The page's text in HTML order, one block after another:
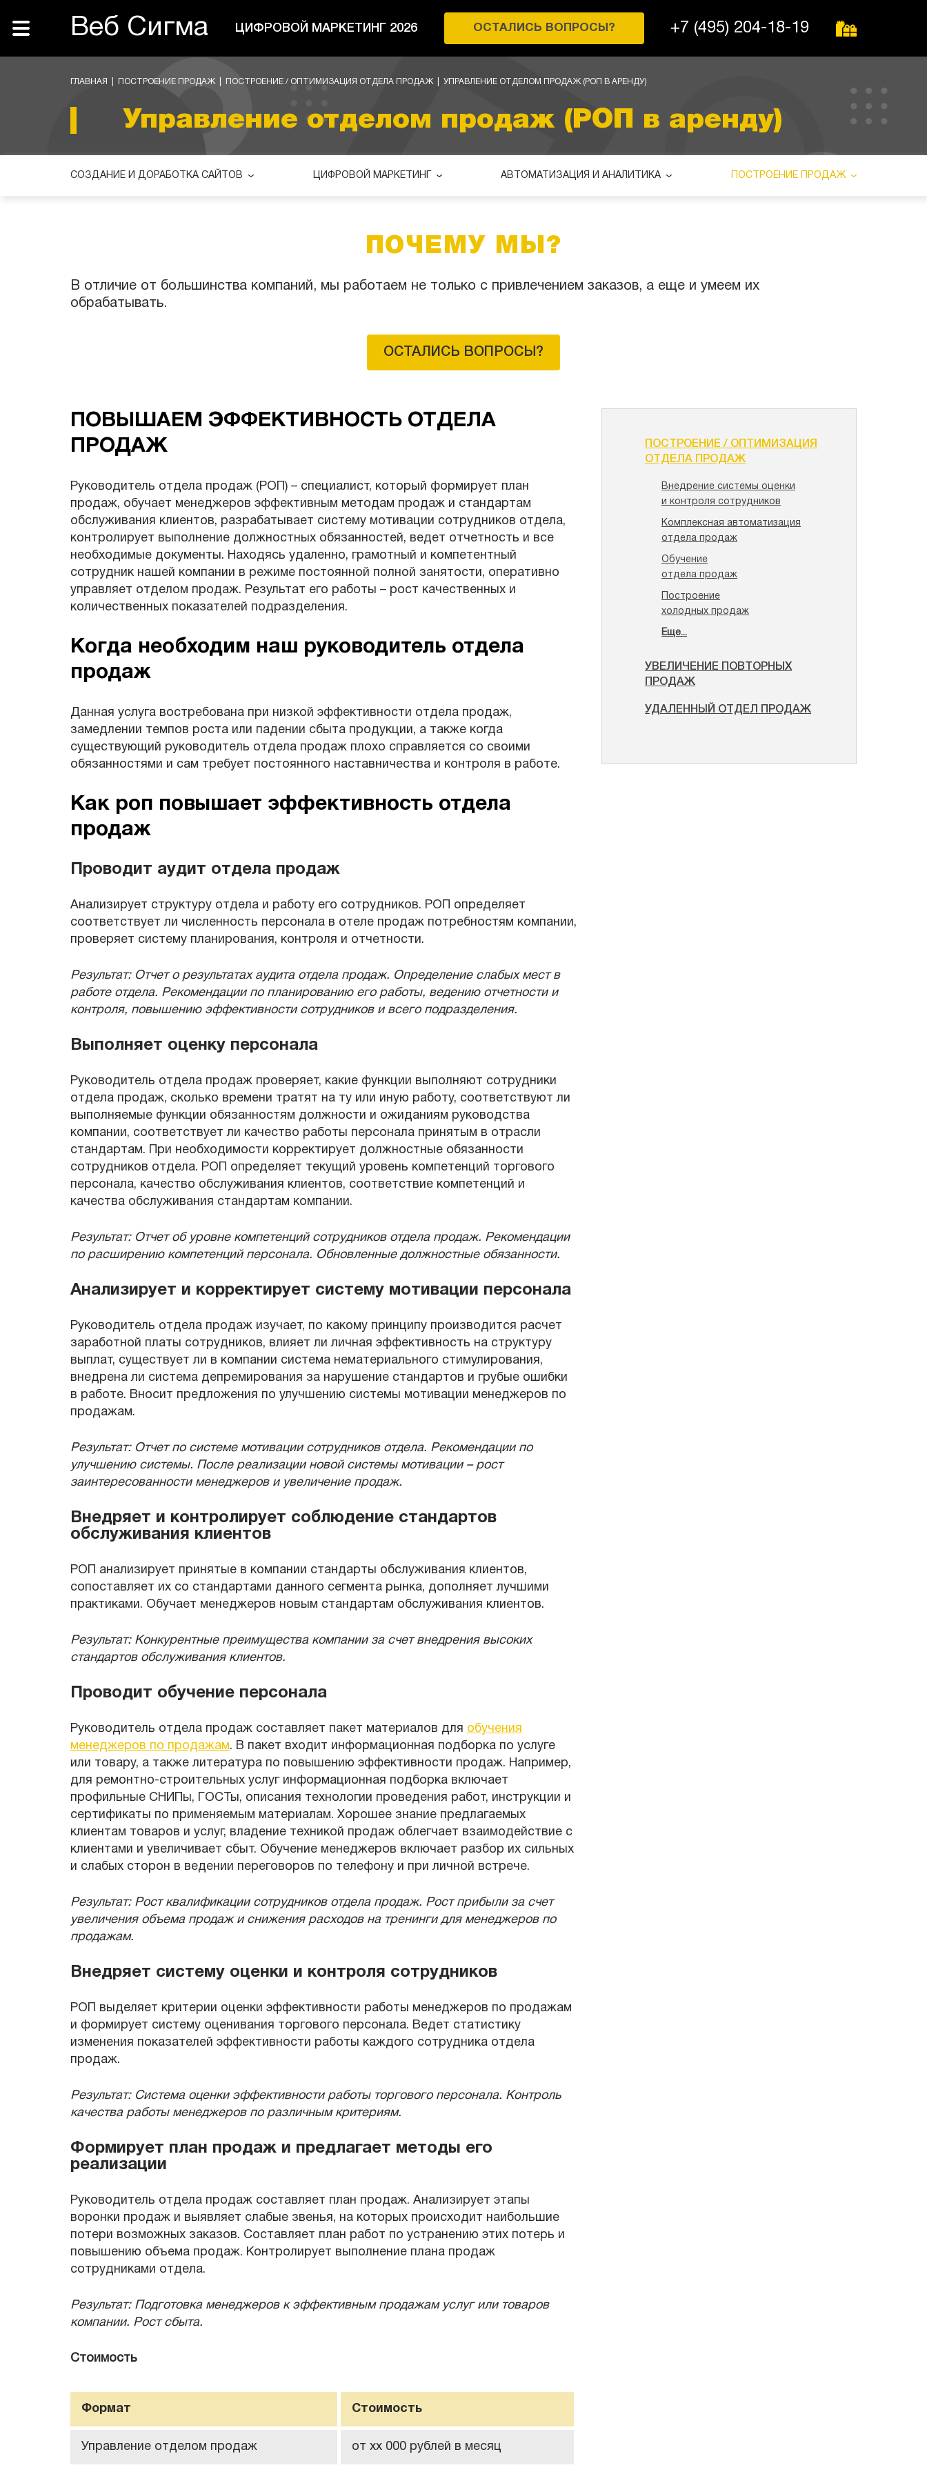
Веб Сигма ЦИФРОВОЙ МАРКЕТИНГ 2026 ОСТАЛИСЬ ВОПРОСЫ? +7 (495) 204-18-19
ГЛАВНАЯ ПОСТРОЕНИЕ ПРОДАЖ ПОСТРОЕНИЕ / ОПТИМИЗАЦИЯ ОТДЕЛА ПРОДАЖ УПРАВЛЕНИЕ ОТДЕЛОМ ПРОДАЖ (РОП В АРЕНДУ)
Управление отделом продаж (РОП в аренду)
СОЗДАНИЕ И ДОРАБОТКА САЙТОВ ЦИФРОВОЙ МАРКЕТИНГ АВТОМАТИЗАЦИЯ И АНАЛИТИКА ПОСТРОЕНИЕ ПРОДАЖ
ПОЧЕМУ МЫ?
В отличие от большинства компаний, мы работаем не только с привлечением заказов, а еще и умеем их
обрабатывать.
ОСТАЛИСЬ ВОПРОСЫ?
ПОВЫШАЕМ ЭФФЕКТИВНОСТЬ ОТДЕЛА
ПРОДАЖ
Руководитель отдела продаж (РОП) – специалист, который формирует план
продаж, обучает менеджеров эффективным методам продаж и стандартам
обслуживания клиентов, разрабатывает систему мотивации сотрудников отдела,
контролирует выполнение должностных обязанностей, ведет отчетность и все
необходимые документы. Находясь удаленно, грамотный и компетентный
сотрудник нашей компании в режиме постоянной полной занятости, оперативно
управляет отделом продаж. Результат его работы – рост качественных и
количественных показателей подразделения.
Когда необходим наш руководитель отдела
продаж
Данная услуга востребована при низкой эффективности отдела продаж,
замедлении темпов роста или падении сбыта продукции, а также когда
существующий руководитель отдела продаж плохо справляется со своими
обязанностями и сам требует постоянного наставничества и контроля в работе.
Как роп повышает эффективность отдела
продаж
Проводит аудит отдела продаж
Анализирует структуру отдела и работу его сотрудников. РОП определяет
соответствует ли численность персонала в отеле продаж потребностям компании,
проверяет систему планирования, контроля и отчетности.
Результат: Отчет о результатах аудита отдела продаж. Определение слабых мест в
работе отдела. Рекомендации по планированию его работы, ведению отчетности и
контроля, повышению эффективности сотрудников и всего подразделения.
Выполняет оценку персонала
Руководитель отдела продаж проверяет, какие функции выполняют сотрудники
отдела продаж, сколько времени тратят на ту или иную работу, соответствуют ли
выполняемые функции обязанностям должности и ожиданиям руководства
компании, соответствует ли качество работы персонала принятым в отрасли
стандартам. При необходимости корректирует должностные обязанности
сотрудников отдела. РОП определяет текущий уровень компетенций торгового
персонала, качество обслуживания клиентов, соответствие компетенций и
качества обслуживания стандартам компании.
Результат: Отчет об уровне компетенций сотрудников отдела продаж. Рекомендации
по расширению компетенций персонала. Обновленные должностные обязанности.
Анализирует и корректирует систему мотивации персонала
Руководитель отдела продаж изучает, по какому принципу производится расчет
заработной платы сотрудников, влияет ли личная эффективность на структуру
выплат, существует ли в компании система нематериального стимулирования,
внедрена ли система депремирования за нарушение стандартов и грубые ошибки
в работе. Вносит предложения по улучшению системы мотивации менеджеров по
продажам.
Результат: Отчет по системе мотивации сотрудников отдела. Рекомендации по
улучшению системы. После реализации новой системы мотивации – рост
заинтересованности менеджеров и увеличение продаж.
Внедряет и контролирует соблюдение стандартов
обслуживания клиентов
РОП анализирует принятые в компании стандарты обслуживания клиентов,
сопоставляет их со стандартами данного сегмента рынка, дополняет лучшими
практиками. Обучает менеджеров новым стандартам обслуживания клиентов.
Результат: Конкурентные преимущества компании за счет внедрения высоких
стандартов обслуживания клиентов.
Проводит обучение персонала
Руководитель отдела продаж составляет пакет материалов для обучения
менеджеров по продажам. В пакет входит информационная подборка по услуге
или товару, а также литература по повышению эффективности продаж. Например,
для ремонтно-строительных услуг информационная подборка включает
профильные СНИПы, ГОСТы, описания технологии проведения работ, инструкции и
сертификаты по применяемым материалам. Хорошее знание предлагаемых
клиентам товаров и услуг, владение техникой продаж облегчает взаимодействие с
клиентами и увеличивает сбыт. Обучение менеджеров включает разбор их сильных
и слабых сторон в ведении переговоров по телефону и при личной встрече.
Результат: Рост квалификации сотрудников отдела продаж. Рост прибыли за счет
увеличения объема продаж и снижения расходов на тренинги для менеджеров по
продажам.
Внедряет систему оценки и контроля сотрудников
РОП выделяет критерии оценки эффективности работы менеджеров по продажам
и формирует систему оценивания торгового персонала. Ведет статистику
изменения показателей эффективности работы каждого сотрудника отдела
продаж.
Результат: Система оценки эффективности работы торгового персонала. Контроль
качества работы менеджеров по различным критериям.
Формирует план продаж и предлагает методы его
реализации
Руководитель отдела продаж составляет план продаж. Анализирует этапы
воронки продаж и выявляет слабые звенья, на которых происходит наибольшие
потери возможных заказов. Составляет план работ по устранению этих потерь и
повышению объема продаж. Контролирует выполнение плана продаж
сотрудниками отдела.
Результат: Подготовка менеджеров к эффективным продажам услуг или товаров
компании. Рост сбыта.
Стоимость
Формат Стоимость
Управление отделом продаж от хх 000 рублей в месяц
ПОСТРОЕНИЕ / ОПТИМИЗАЦИЯ
ОТДЕЛА ПРОДАЖ
Внедрение системы оценки
и контроля сотрудников
Комплексная автоматизация
отдела продаж
Обучение
отдела продаж
Построение
холодных продаж
Еще...
УВЕЛИЧЕНИЕ ПОВТОРНЫХ
ПРОДАЖ
УДАЛЕННЫЙ ОТДЕЛ ПРОДАЖ